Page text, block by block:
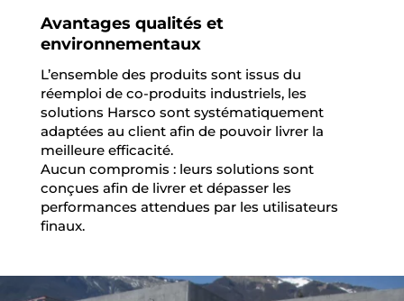
Avantages qualités et
environnementaux
L’ensemble des produits sont issus du
réemploi de co-produits industriels, les
solutions Harsco sont systématiquement
adaptées au client afin de pouvoir livrer la
meilleure efficacité.
Aucun compromis : leurs solutions sont
conçues afin de livrer et dépasser les
performances attendues par les utilisateurs
finaux.